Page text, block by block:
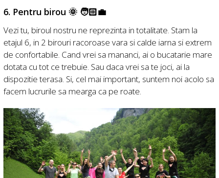
6. Pentru birou 🌞 🧑🏻‍💼
Vezi tu, biroul nostru ne reprezinta in totalitate. Stam la
etajul 6, in 2 birouri racoroase vara si calde iarna si extrem
de confortabile. Cand vrei sa mananci, ai o bucatarie mare
dotata cu tot ce trebuie. Sau daca vrei sa te joci, ai la
dispozitie terasa. Si, cel mai important, suntem noi acolo sa
facem lucrurile sa mearga ca pe roate.